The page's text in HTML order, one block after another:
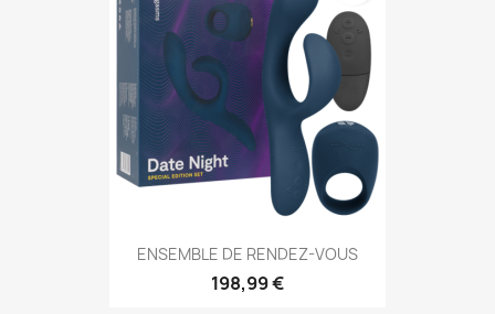
ENSEMBLE DE RENDEZ-VOUS
198,99 €